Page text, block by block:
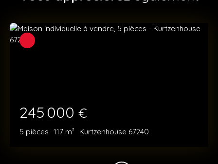
245 000 €
5 pièces 117 m² Kurtzenhouse 67240